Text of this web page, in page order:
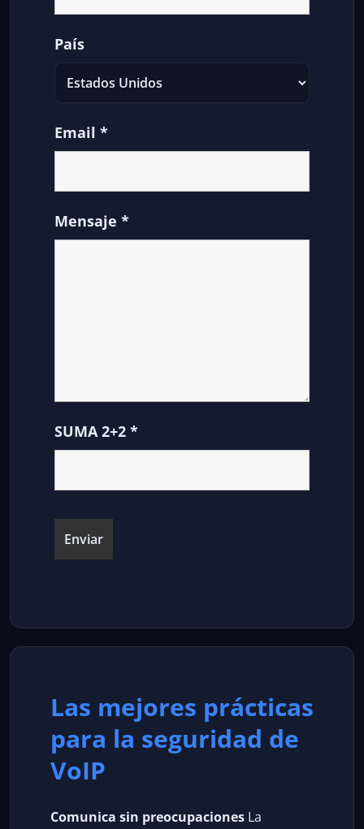
País
Email *
Mensaje *
SUMA 2+2 *
Las mejores prácticas
para la seguridad de
VoIP
Comunica sin preocupaciones La